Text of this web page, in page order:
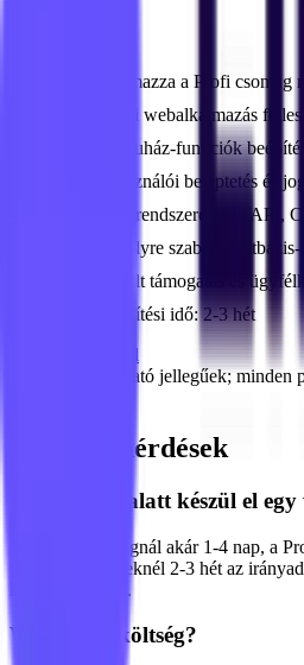
Tartalmazza a Profi csomag
Egyedi webalkalmazás
Webáruház-funkciók
Felhasználói beléptetés és
Külső rendszerek (pl. API,
Személyre szabott
Kiemelt támogatás és
Elkészítési idő:2-3 hét
Kapcsolatfelvétel
Az árak tájékoztató jellegűek; minden
Gyakori kérdések
Mennyi idő alatt készül el
A Kezdő csomagnál akár 1-4 nap, a
vállalati projekteknél 2-3 hét az
határidőt tartjuk.
Van rejtett költség?